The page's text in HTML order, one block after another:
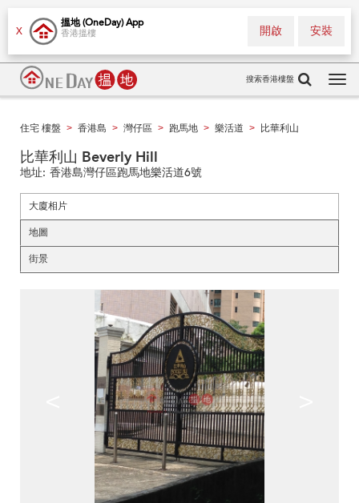
X
搵地 (OneDay) App
香港搵樓 安裝
開啟
搜索香港樓盤
住宅 樓盤 > 香港島 > 灣仔區 > 跑馬地 > 樂活道 > 比華利山
比華利山 Beverly Hill
地址: 香港島灣仔區跑馬地樂活道6號
大廈相片
地圖
街景